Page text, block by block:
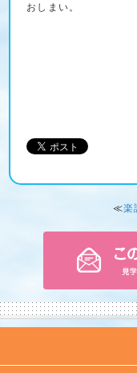
おしまい。
≪楽